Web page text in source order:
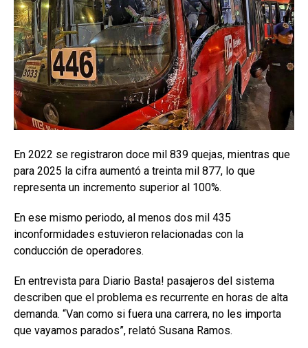
En 2022 se registraron doce mil 839 quejas, mientras que
para 2025 la cifra aumentó a treinta mil 877, lo que
representa un incremento superior al 100%.
En ese mismo periodo, al menos dos mil 435
inconformidades estuvieron relacionadas con la
conducción de operadores.
En entrevista para Diario Basta! pasajeros del sistema
describen que el problema es recurrente en horas de alta
demanda. “Van como si fuera una carrera, no les importa
que vayamos parados”, relató Susana Ramos.